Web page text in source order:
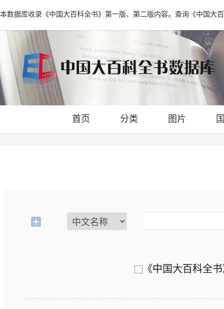
本数据库收录《中国大百科全书》第一版、第二版内容。查询《中国大
首页 分类 图片
《中国大百科全